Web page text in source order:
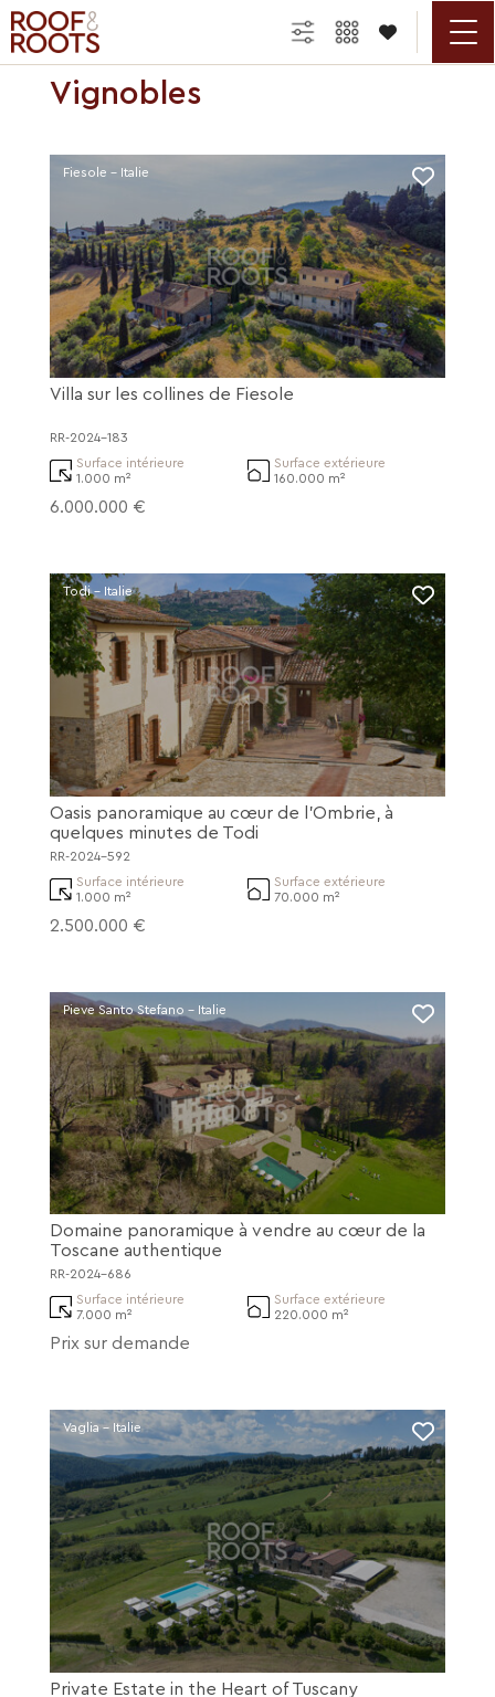

Vignobles
Fiesole - Italie
Villa sur les collines de Fiesole
RR-2024-183
Surface intérieure
1.000 m²
Surface extérieure
160.000 m²
6.000.000 €
Todi - Italie
Oasis panoramique au cœur de l'Ombrie, à
quelques minutes de Todi
RR-2024-592
Surface intérieure
1.000 m²
Surface extérieure
70.000 m²
2.500.000 €
Pieve Santo Stefano - Italie
Domaine panoramique à vendre au cœur de la
Toscane authentique
RR-2024-686
Surface intérieure
7.000 m²
Surface extérieure
220.000 m²
Prix sur demande
Vaglia - Italie
Private Estate in the Heart of Tuscany